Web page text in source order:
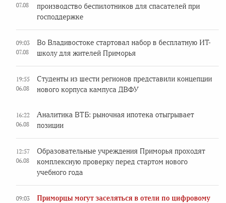
07.08
производство беспилотников для спасателей при
господдержке
09:03
07.08
Во Владивостоке стартовал набор в бесплатную ИТ-
школу для жителей Приморья
19:55
06.08
Студенты из шести регионов представили концепции
нового корпуса кампуса ДВФУ
16:22
06.08
Аналитика ВТБ: рыночная ипотека отыгрывает
позиции
12:57
06.08
Образовательные учреждения Приморья проходят
комплексную проверку перед стартом нового
учебного года
09:03
Приморцы могут заселяться в отели по цифровому